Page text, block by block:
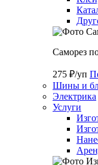
Саморез
275 ₽/уп
Шины и
Электрика
Услуги